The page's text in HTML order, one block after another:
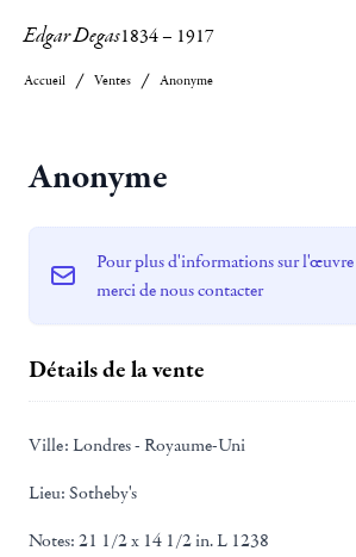
Edgar Degas1834– 1917
Accueil Ventes Anonyme
Anonyme
Pour plus d'informations sur l'œuvre
merci de nous contacter
Détails de la vente
Ville: Londres - Royaume-Uni
Lieu: Sotheby's
Notes: 21 1/2 x 14 1/2 in. L 1238